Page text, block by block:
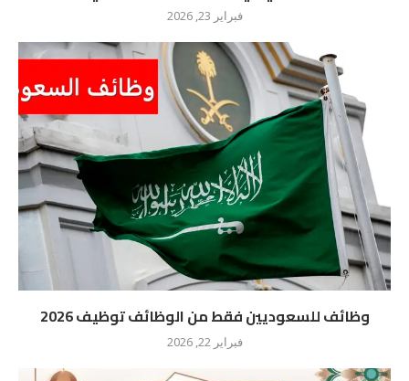
فبراير 23, 2026
وظائف للسعوديين فقط من الوظائف توظيف 2026
فبراير 22, 2026